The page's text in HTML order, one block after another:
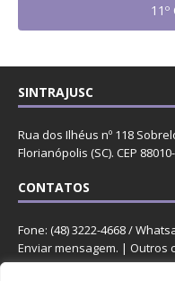
11º
SINTRAJUSC
Rua dos Ilhéus nº 118
Florianópolis (SC). CEP
CONTATOS
Fone: (48) 3222-4668 /
Enviar mensagem. | Outros